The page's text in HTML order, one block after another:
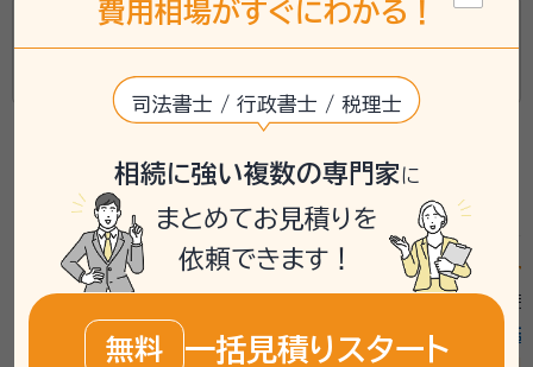
金島良和司法書士事務所
京都府京都市下京区梅小路高畑町8-10
starstarstarstar star_outline 4
2026年5月
アイワ行政書士法務事務所
starstar
2026年3月
行政書士法
費用 相場がすぐにわかる！
司法書士 / 行政書士 / 税理士
相続に強い複数の専門家に
まとめてお見積りを
依頼できます！
無料 一括見積りスタート